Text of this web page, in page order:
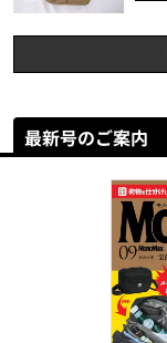
最新号のご案内